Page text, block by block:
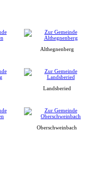
Althegnenberg
Landsberied
Oberschweinbach